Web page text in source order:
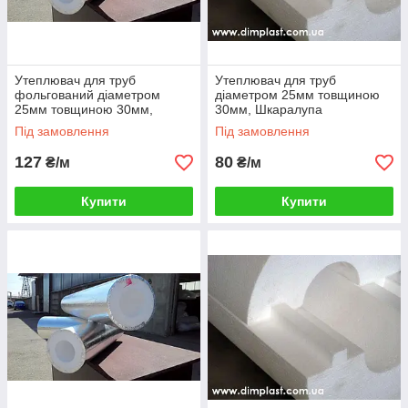
для
Утеплювач для труб діаметром 50
мм завтовшки 30 мм, Скорлупа
СКП503035 пінопласт ПСБ-С-35
Утеплювач для труб діаметром 50 мм
завтовшки 30 мм, Скорлупа СКП503035
пінопласт ПСБ-С-35 — Ідеальний варіант
використання для прокладання теплотрас і
каналізації, а також встановлення
Утеплювач для труб
фольгований діаметром
25мм товщиною 30мм,
Шкаралупа СКП253035
пінопласт ПСБ-С-35
Під замовлення
127 ₴/м
Купити
Утеплювач для труб
діаметром 25мм товщиною
30мм, Шкаралупа
СКП253035 пінопласт ПСБ-
С-35
Під замовлення
80 ₴/м
Купити